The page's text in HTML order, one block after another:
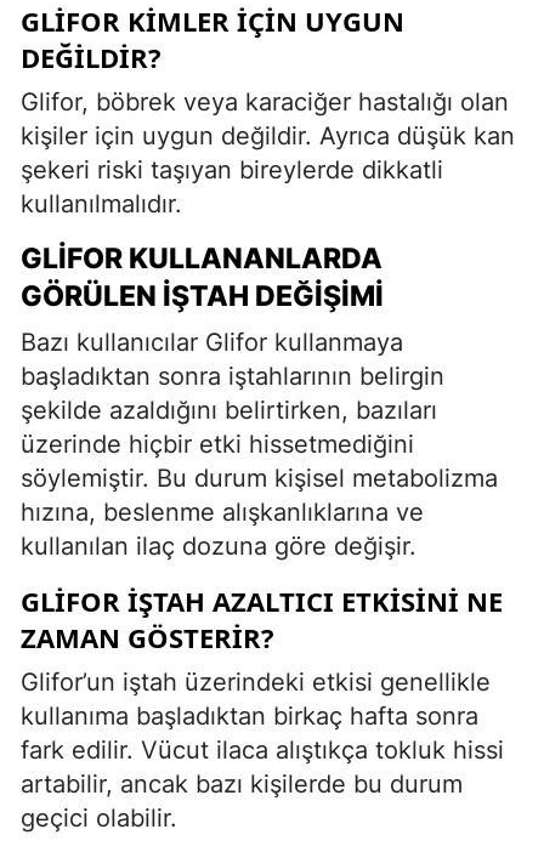
GLIFOR KIMLER İÇIN UYGUN
DEĞILDIR?
Glifor, böbrek veya karaciğer hastalığı olan
kişiler için uygun değildir. Ayrıca düşük kan
şekeri riski taşıyan bireylerde dikkatli
kullanılmalıdır.
GLIFOR KULLANANLARDA
GÖRÜLEN İŞTAH DEĞIŞIMI
Bazı kullanıcılar Glifor kullanmaya
başladıktan sonra iştahlarının belirgin
şekilde azaldığını belirtirken, bazıları
üzerinde hiçbir etki hissetmediğini
söylemiştir. Bu durum kişisel metabolizma
hızına, beslenme alışkanlıklarına ve
kullanılan ilaç dozuna göre değişir.
GLIFOR İŞTAH AZALTICI ETKISINI NE
ZAMAN GÖSTERIR?
Glifor’un iştah üzerindeki etkisi genellikle
kullanıma başladıktan birkaç hafta sonra
fark edilir. Vücut ilaca alıştıkça tokluk hissi
artabilir, ancak bazı kişilerde bu durum
geçici olabilir.